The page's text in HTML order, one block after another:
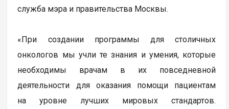
служба мэра и правительства Москвы.
«При создании программы для столичных
онкологов мы учли те знания и умения, которые
необходимы врачам в их повседневной
деятельности для оказания помощи пациентам
на уровне лучших мировых стандартов.